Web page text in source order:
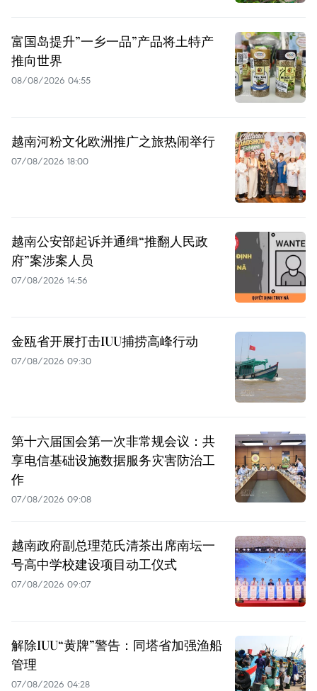
富国岛提升”一乡一品”产品将土特产
推向世界
08/08/2026 04:55
越南河粉文化欧洲推广之旅热闹举行
07/08/2026 18:00
越南公安部起诉并通缉“推翻人民政
府”案涉案人员
07/08/2026 14:56
金瓯省开展打击IUU捕捞高峰行动
07/08/2026 09:30
第十六届国会第一次非常规会议：共
享电信基础设施数据服务灾害防治工
作
07/08/2026 09:08
越南政府副总理范氏清茶出席南坛一
号高中学校建设项目动工仪式
07/08/2026 09:07
解除IUU“黄牌”警告：同塔省加强渔船
管理
07/08/2026 04:28